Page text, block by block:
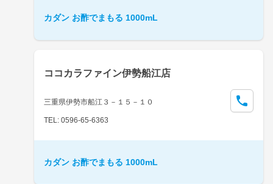
カダン お酢でまもる 1000mL
ココカラファイン伊勢船江店
三重県伊勢市船江３－１５－１０
TEL: 0596-65-6363
カダン お酢でまもる 1000mL